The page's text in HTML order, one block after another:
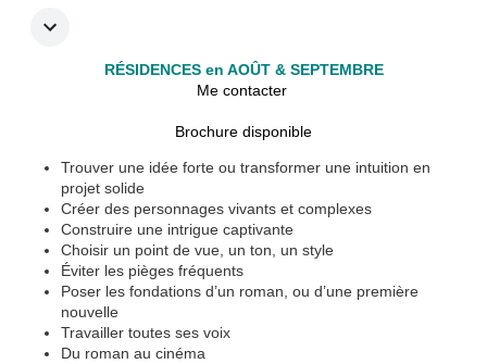
RÉSIDENCES en AOÛT & SEPTEMBRE
Me contacter
Brochure disponible
Trouver une idée forte ou transformer une intuition en
projet solide
Créer des personnages vivants et complexes
Construire une intrigue captivante
Choisir un point de vue, un ton, un style
Éviter les pièges fréquents
Poser les fondations d’un roman, ou d’une première
nouvelle
Travailler toutes ses voix
Du roman au cinéma